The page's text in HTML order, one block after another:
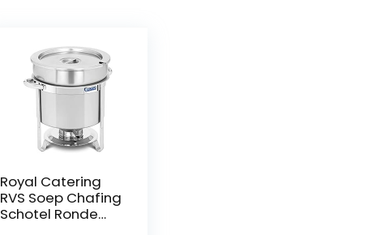
Royal Catering
RVS Soep Chafing
Schotel Ronde